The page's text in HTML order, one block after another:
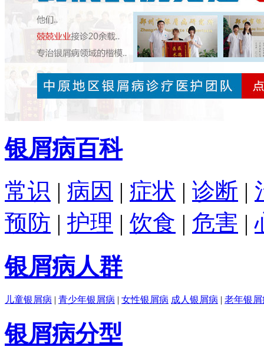
银屑病百科
常识 | 病因 | 症状 | 诊断 |
预防 | 护理 | 饮食 | 危害 |
银屑病人群
儿童银屑病 | 青少年银屑病 | 女性银屑病 成人银屑病 | 老年银屑
银屑病分型